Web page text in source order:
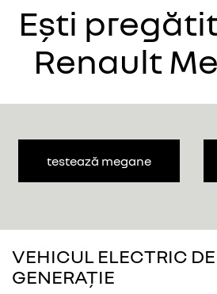
Ești
Renault
testează megane
VEHICUL ELECTRIC
GENERAȚIE